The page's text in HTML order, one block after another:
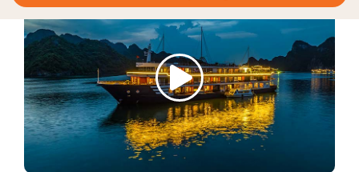
DU THUYỀN AQUA OF THE
SEAS
Du thuyền Aqua Of The Seas